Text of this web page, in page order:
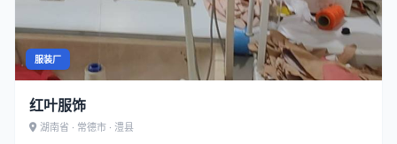
服装厂
红叶服饰
湖南省 · 常德市 · 澧县